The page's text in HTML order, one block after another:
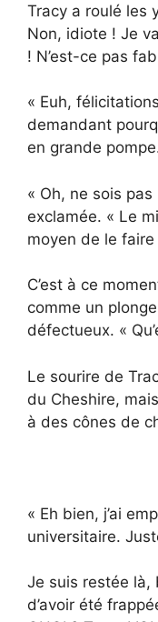
Tracy a roulé les
Non, idiote ! Je
! N’est-ce pas
« Euh,
demandant
en grande
« Oh, ne sois
exclamée. « Le
moyen de le
C’est à ce
comme un
défectueux. «
Le sourire de
du Cheshire,
à des cônes de
« Eh bien, j’ai
universitaire.
Je suis restée là,
d’avoir été